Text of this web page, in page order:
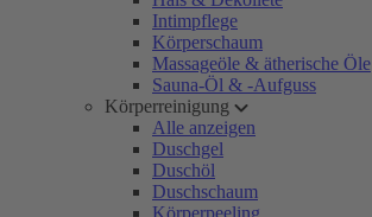
Intimpflege
Körperschaum
Massageöle & ätherische Öle
Sauna-Öl & -Aufguss
Körperreinigung
Alle anzeigen
Duschgel
Duschöl
Duschschaum
Körperpeeling